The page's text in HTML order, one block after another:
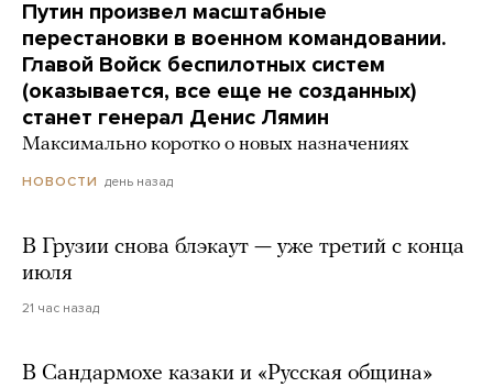
Путин произвел масштабные
перестановки в военном командовании.
Главой Войск беспилотных систем
(оказывается, все еще не созданных)
станет генерал Денис Лямин
Максимально коротко о новых назначениях
НОВОСТИ день назад
В Грузии снова блэкаут — уже третий с конца
июля
21 час назад
В Сандармохе казаки и «Русская община»